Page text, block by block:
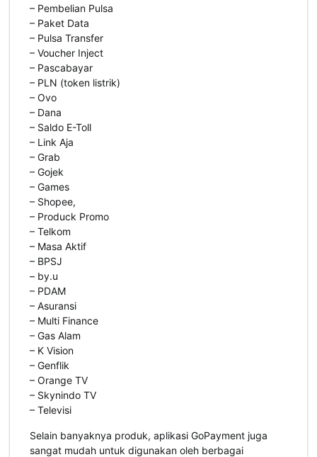
– Pembelian Pulsa
– Paket Data
– Pulsa Transfer
– Voucher Inject
– Pascabayar
– PLN (token listrik)
– Ovo
– Dana
– Saldo E-Toll
– Link Aja
– Grab
– Gojek
– Games
– Shopee,
– Produck Promo
– Telkom
– Masa Aktif
– BPSJ
– by.u
– PDAM
– Asuransi
– Multi Finance
– Gas Alam
– K Vision
– Genflik
– Orange TV
– Skynindo TV
– Televisi
Selain banyaknya produk, aplikasi GoPayment juga
sangat mudah untuk digunakan oleh berbagai